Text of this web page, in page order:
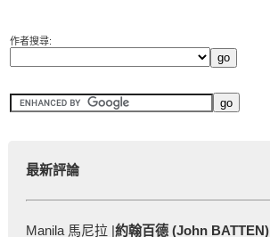
作者搜尋:
最新評論
Manila 馬尼拉 |約翰百德 (John BATTEN)